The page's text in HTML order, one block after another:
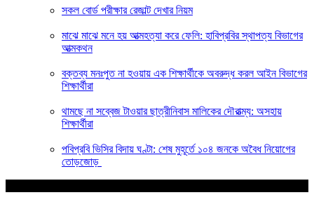
সকল বোর্ড পরীক্ষার রেজাল্ট দেখার নিয়ম
মাঝে মাঝে মনে হয় আত্মহত্যা করে ফেলি: হাবিপ্রবির স্থাপত্য বিভাগের
আত্মকথন
বক্তব্য মনঃপুত না হওয়ায় এক শিক্ষার্থীকে অবরুদ্ধ করল আইন বিভাগের
শিক্ষার্থীরা
থামছে না সব্বেজ টাওয়ার ছাত্রীনিবাস মালিকের দৌরাত্ম্য: অসহায়
শিক্ষার্থীরা
পবিপ্রবি ভিসির বিদায় ঘণ্টা: শেষ মুহূর্তে ১০৪ জনকে অবৈধ নিয়োগের
তোড়জোড়